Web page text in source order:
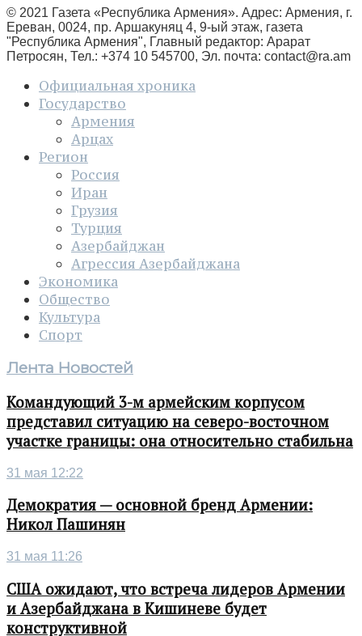
© 2021 Газета «Республика Армения». Адрес: Армения, г.
Ереван, 0024, пр. Аршакуняц 4, 9-ый этаж, газета
"Республика Армения", Главный редактор: Арарат
Петросян, Тел.: +374 10 545700, Эл. почта: contact@ra.am
Официальная хроника
Государство
Армения
Арцах
Регион
Россия
Иран
Грузия
Турция
Азербайджан
Агрессия Азербайджана
Экономика
Общество
Культура
Спорт
Лента Новостей
Командующий 3-м армейским корпусом
представил ситуацию на северо-восточном
участке границы: она относительно стабильна
31 мая 12:22
Демократия — основной бренд Армении:
Никол Пашинян
31 мая 11:26
США ожидают, что встреча лидеров Армении
и Азербайджана в Кишиневе будет
конструктивной